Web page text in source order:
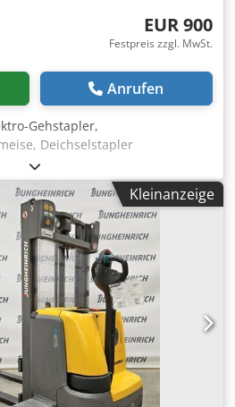
EUR 900
Festpreis zzgl. MwSt.
Anrufen
Gehstapler,
Deichselstapler
112 Masch. Nr: 90145339 Baujahr
kg Hubhöhe: 200 mm
24 Volt
Emggex Ag Ejck
mit Deichsel: 1300 mm - 2
aus Baujahr 2024, Typ 12 Volt,
Ladegerät, Typ E 230 G 24/6
ca. 175 kg guter Zustand
Kleinanzeige